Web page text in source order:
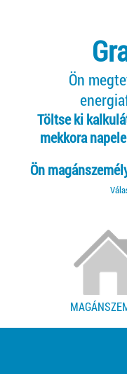
Ön
Töltse ki
mekkora
Ön